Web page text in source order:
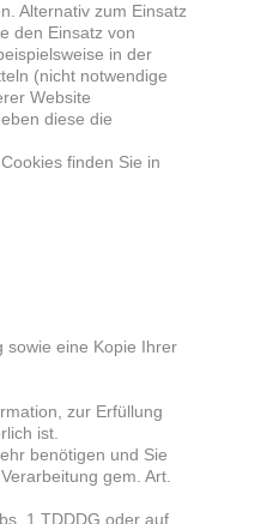
Alternativ zum Einsatz
den Einsatz von
in der
(nicht notwendige
Website
diese die
finden Sie in
sowie eine Kopie Ihrer
zur Erfüllung
ist.
benötigen und Sie
gem. Art.
1 TDDDG oder auf